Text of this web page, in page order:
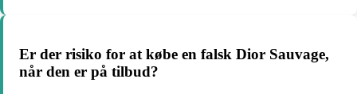
Er der risiko for at købe en falsk Dior Sauvage,
når den er på tilbud?